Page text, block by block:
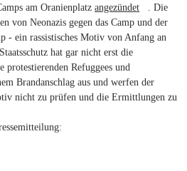
am Oranienplatz angezündet (link is
external)
. Die
von Neonazis gegen das Camp und der
- ein rassistisches Motiv von Anfang an
hat gar nicht erst die
Refuggees und
Brandanschlag aus und werfen der
nicht zu prüfen und die Ermittlungen zu